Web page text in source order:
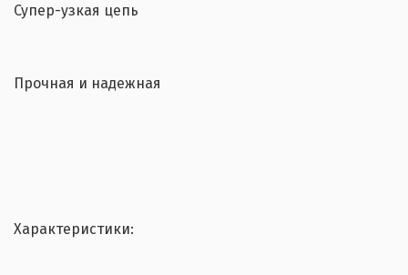
Супер-узкая цепь
Прочная и надежная
Характеристики: